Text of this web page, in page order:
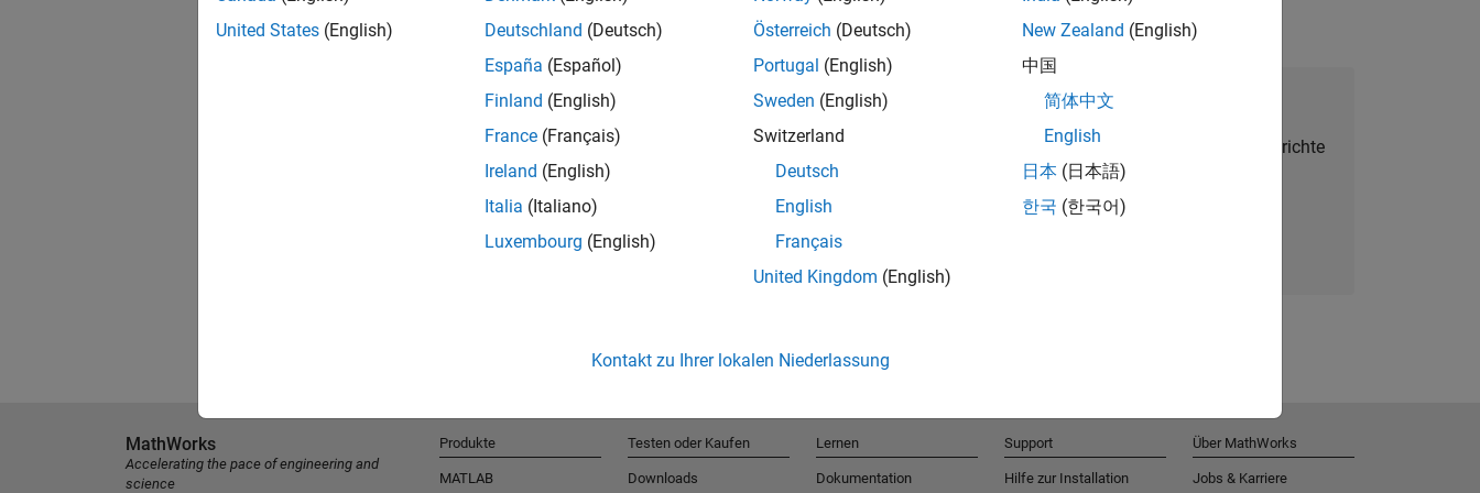
Talent Network beitreten
Erhalten Sie personalisierte Stellenangebote, Berichte
und Unternehmensneuigkeiten.
United States (English)
Deutschland (Deutsch)
España (Español)
Finland (English)
France (Français)
Ireland (English)
Italia (Italiano)
Luxembourg (English)
Österreich (Deutsch)
Portugal (English)
Sweden (English)
Switzerland
Deutsch
English
Français
United Kingdom (English)
New Zealand (English)
中国
简体中文
English
日本 (日本語)
한국 (한국어)
Kontakt zu Ihrer lokalen Niederlassung
MathWorks
Accelerating the pace of engineering and
science
Produkte
MATLAB
Testen oder Kaufen
Downloads
Lernen
Dokumentation
Support
Hilfe zur Installation
Über MathWorks
Jobs & Karriere